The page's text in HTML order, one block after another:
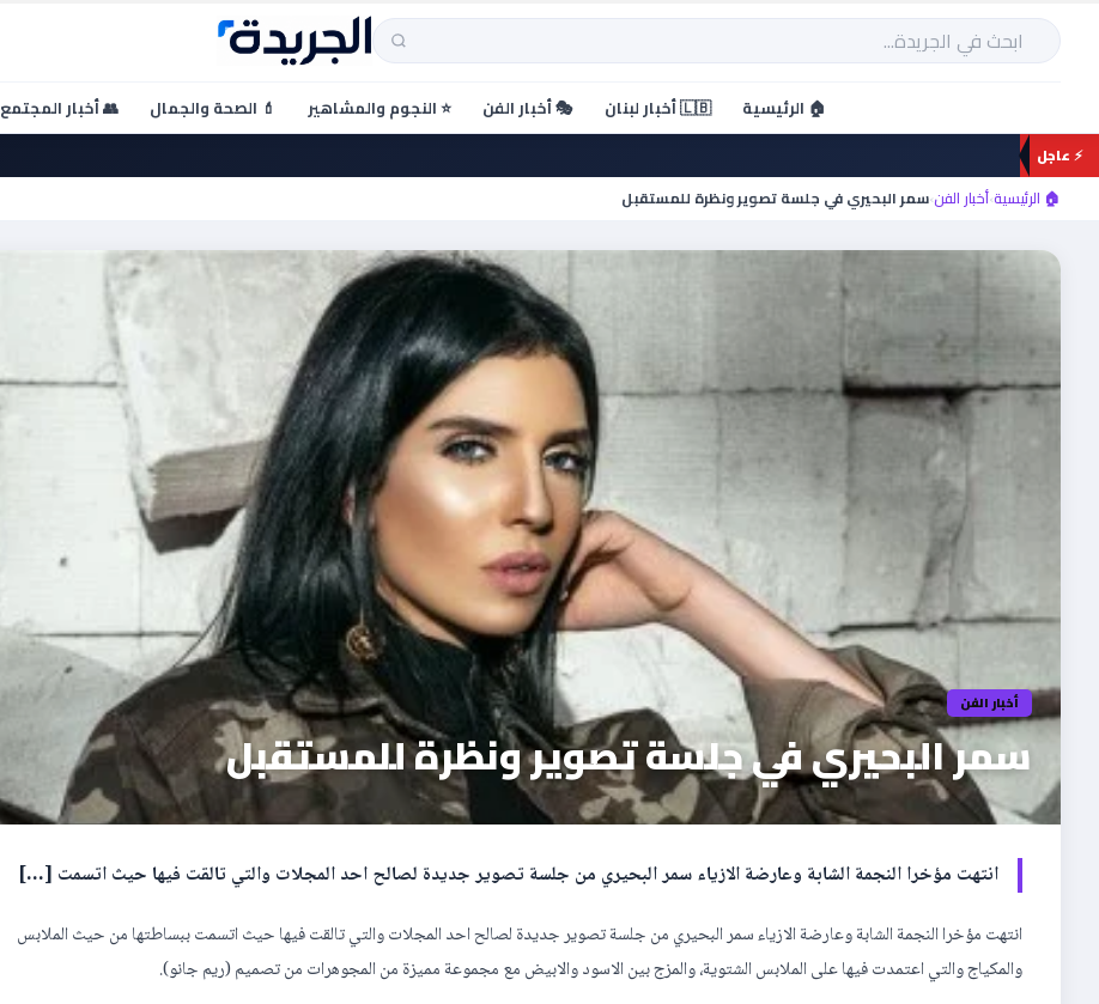
تخطي
المحتوى
بحث
🏠 الرئيسية 🇱🇧 أخبار لبنان 🎭 أخبار الفن ⭐ النجوم والمشاهير 💄 الصحة والجمال 👥 أخبار المجتمع
⚡ عاجل
🏠 الرئيسية›أخبار الفن›سمر البحيري في جلسة تصوير ونظرة للمستقبل
أخبار الفن
سمر البحيري في جلسة تصوير ونظرة للمستقبل
انتهت مؤخرا النجمة الشابة وعارضة الازياء سمر البحيري من جلسة تصوير جديدة لصالح احد المجلات والتي تالقت فيها حيث اتسمت […]
انتهت مؤخرا النجمة الشابة وعارضة الازياء سمر البحيري من جلسة تصوير جديدة لصالح احد المجلات والتي تالقت فيها حيث اتسمت ببساطتها من حيث الملابس
والمكياج والتي اعتمدت فيها على الملابس الشتوية، والمزج بين الاسود والابيض مع مجموعة مميزة من المجوهرات من تصميم (ريم جانو).